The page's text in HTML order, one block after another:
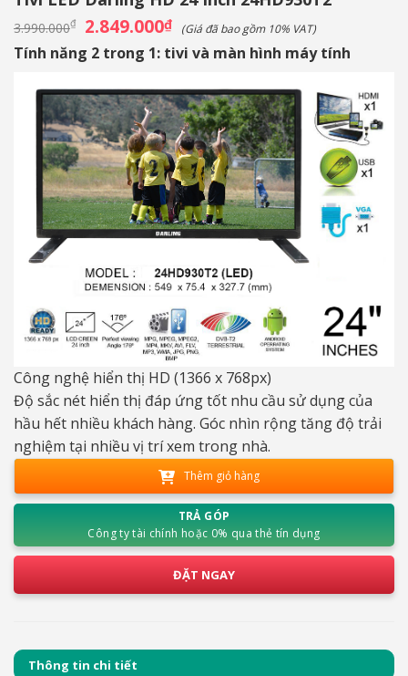
3.990.000₫ Giá
gốc
là:
3.990.000₫.
2.849.000₫Giá
hiện
tại
là:
(Giá đã bao gồm 10% VAT)
Tính năng 2 trong 1: tivi và màn hình máy tính
Công nghệ hiển thị HD (1366 x 768px)
Độ sắc nét hiển thị đáp ứng tốt nhu cầu sử dụng của
hầu hết nhiều khách hàng. Góc nhìn rộng tăng độ trải
nghiệm tại nhiều vị trí xem trong nhà.
Thêm giỏ hàng
TRẢ GÓP
Công ty tài chính hoặc 0% qua thẻ tín dụng
ĐẶT NGAY
Thông tin chi tiết